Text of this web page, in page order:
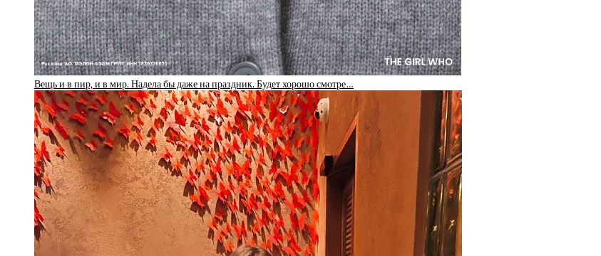
Вещь и в пир, и в мир. Надела бы даже на праздник. Будет хорошо смотре…